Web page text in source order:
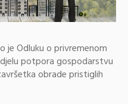
je Odluku o privremenom
potpora gospodarstvu
obrade pristiglih